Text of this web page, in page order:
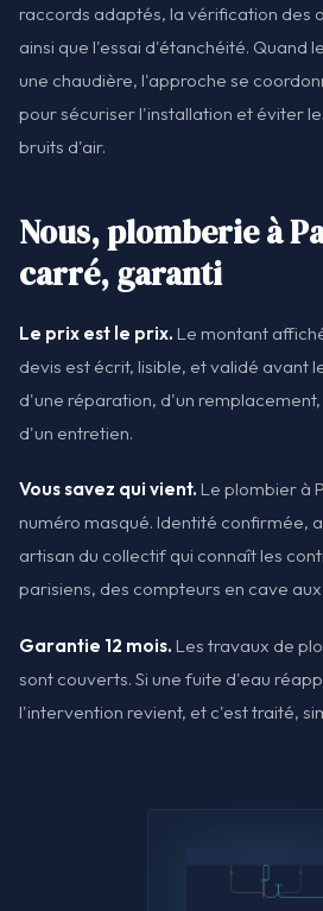
raccords adaptés, la vérification des
ainsi que l'essai d'étanchéité. Quand
une chaudière, l'approche se
pour sécuriser l'installation et éviter
bruits d'air.
Nous, plomberie à
carré, garanti
Le prix est le prix. Le montant
devis est écrit, lisible, et validé avant
d'une réparation, d'un
d'un entretien.
Vous savez qui vient. Le plombier à
numéro masqué. Identité confirmée,
artisan du collectif qui connaît les
parisiens, des compteurs en cave
Garantie 12 mois. Les travaux de
sont couverts. Si une fuite d'eau
l'intervention revient, et c'est traité,